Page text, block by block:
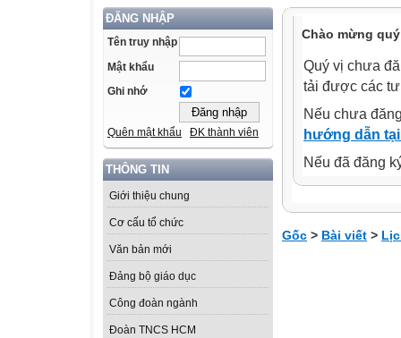
ĐĂNG NHẬP
Tên truy nhập
Mật khẩu
Ghi nhớ
Quên mật khẩu ĐK thành viên
THÔNG TIN
Giới thiệu chung
Cơ cấu tổ chức
Văn bản mới
Đảng bộ giáo dục
Công đoàn ngành
Đoàn TNCS HCM
Chào mừng
Quý vị chưa
tải được các
Nếu chưa
hướng dẫn
Nếu đã đăng
Gốc > Bài viết >